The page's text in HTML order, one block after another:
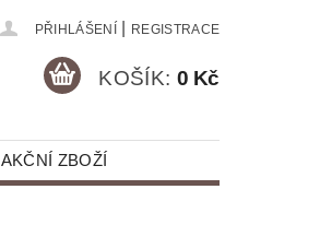
PŘIHLÁŠENÍ REGISTRACE
KOŠÍK: 0 Kč
AKČNÍ ZBOŽÍ